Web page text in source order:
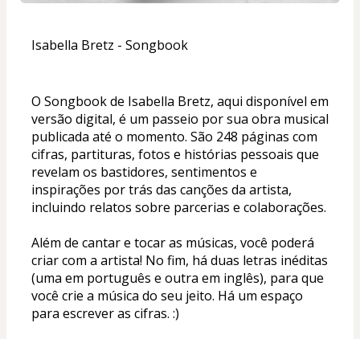
Isabella Bretz - Songbook
O Songbook de Isabella Bretz, aqui disponível em
versão digital, é um passeio por sua obra musical
publicada até o momento. São 248 páginas com
cifras, partituras, fotos e histórias pessoais que
revelam os bastidores, sentimentos e
inspirações por trás das canções da artista,
incluindo relatos sobre parcerias e colaborações.
Além de cantar e tocar as músicas, você poderá
criar com a artista! No fim, há duas letras inéditas
(uma em português e outra em inglês), para que
você crie a música do seu jeito. Há um espaço
para escrever as cifras. :)